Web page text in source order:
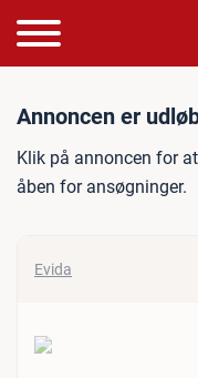
Annoncen er
Klik på annoncen for
åben for ansøgninger.
Evida